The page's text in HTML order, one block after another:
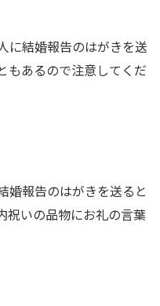
に結婚報告のはがきを送
もあるので注意してくだ
婚報告のはがきを送ると
祝いの品物にお礼の言葉